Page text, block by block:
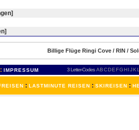
Billige Flüge Ringi Cove / RIN /
: IMPRESSUM 3 Letter-Codes ABCDEFGH IJKL
: LASTMINUTE REISEN : SKIREISEN :